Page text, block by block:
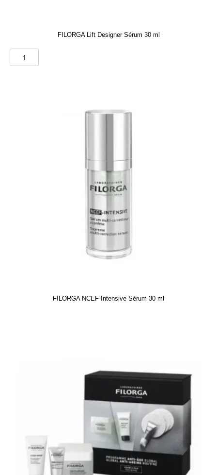
FILORGA Lift Designer Sérum 30 ml
FILORGA NCEF-Intensive Sérum 30 ml